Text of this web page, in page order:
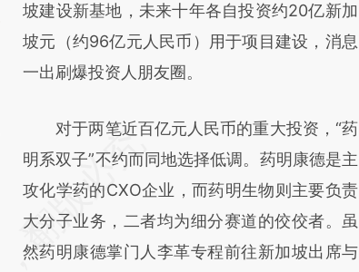
坡建设新基地，未来十年各自投资约20亿新加
坡元（约96亿元人民币）用于项目建设，消息
一出刷爆投资人朋友圈。
对于两笔近百亿元人民币的重大投资，“药
明系双子”不约而同地选择低调。药明康德是主
攻化学药的CXO企业，而药明生物则主要负责
大分子业务，二者均为细分赛道的佼佼者。虽
然药明康德掌门人李革专程前往新加坡出席与